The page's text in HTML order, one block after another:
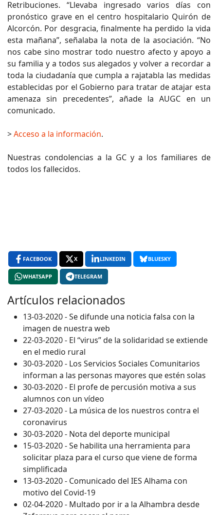
Retribuciones. “Llevaba ingresado varios días con
pronóstico grave en el centro hospitalario Quirón de
Alcorcón. Por desgracia, finalmente ha perdido la vida
esta mañana”, señalaba la nota de la asociación. “No
nos cabe sino mostrar todo nuestro afecto y apoyo a
su familia y a todos sus alegados y volver a recordar a
toda la ciudadanía que cumpla a rajatabla las medidas
establecidas por el Gobierno para tratar de atajar esta
amenaza sin precedentes”, añade la AUGC en un
comunicado.
>Acceso a la información.
Nuestras condolencias a la GC y a los familiares de
todos los fallecidos.
FACEBOOK X LINKEDIN BLUESKY
WHATSAPP TELEGRAM
Artículos relacionados
13-03-2020 - Se difunde una noticia falsa con la
imagen de nuestra web
22-03-2020 - El “virus” de la solidaridad se extiende
en el medio rural
30-03-2020 - Los Servicios Sociales Comunitarios
informan a las personas mayores que estén solas
30-03-2020 - El profe de percusión motiva a sus
alumnos con un vídeo
27-03-2020 - La música de los nuestros contra el
coronavirus
30-03-2020 - Nota del deporte municipal
15-03-2020 - Se habilita una herramienta para
solicitar plaza para el curso que viene de forma
simplificada
13-03-2020 - Comunicado del IES Alhama con
motivo del Covid-19
02-04-2020 - Multado por ir a la Alhambra desde